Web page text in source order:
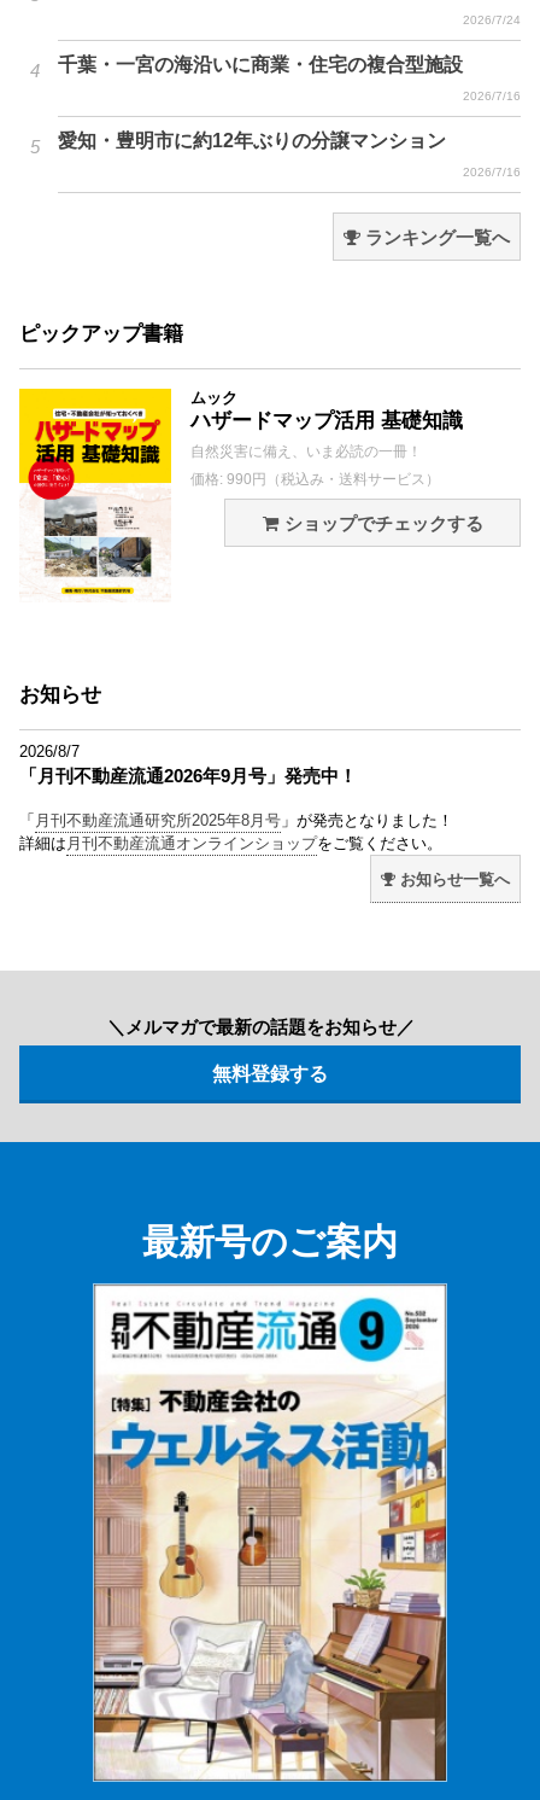
2026/7/24
千葉・一宮の海沿いに商業・住宅の複合型施設
2026/7/16
愛知・豊明市に約12年ぶりの分譲マンション
2026/7/16
ランキング一覧へ
ピックアップ書籍
ムック
ハザードマップ活用 基礎知識
自然災害に備え、いま必読の一冊！
価格: 990円（税込み・送料サービス）
ショップでチェックする
お知らせ
2026/8/7
「月刊不動産流通2026年9月号」発売中！
「 月刊不動産流通研究所2025年8月号 」が発売となりました！
詳細は 月刊不動産流通オンラインショップをご覧ください。
お知らせ一覧へ
＼メルマガで最新の話題をお知らせ／
最新号のご案内